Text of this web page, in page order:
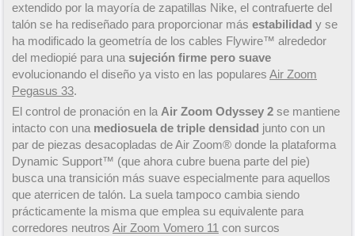
extendido por la mayoría de zapatillas Nike, el contrafuerte del
talón se ha rediseñado para proporcionar más estabilidad y se
ha modificado la geometría de los cables Flywire™ alrededor
del mediopié para una sujeción firme pero suave
evolucionando el diseño ya visto en las populares Air Zoom
Pegasus 33.
El control de pronación en la Air Zoom Odyssey 2 se mantiene
intacto con una mediosuela de triple densidad junto con un
par de piezas desacopladas de Air Zoom® donde la plataforma
Dynamic Support™ (que ahora cubre buena parte del pie)
busca una transición más suave especialmente para aquellos
que aterricen de talón. La suela tampoco cambia siendo
prácticamente la misma que emplea su equivalente para
corredores neutros Air Zoom Vomero 11 con surcos